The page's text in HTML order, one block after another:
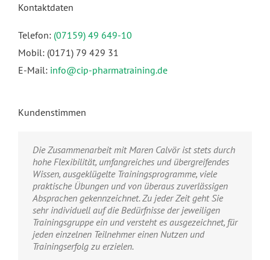
Kontaktdaten
Telefon: (07159) 49 649-10
Mobil: (0171) 79 429 31
E-Mail: info@cip-pharmatraining.de
Kundenstimmen
Die Zusammenarbeit mit Maren Calvör ist stets durch
hohe Flexibilität, umfangreiches und übergreifendes
Wissen, ausgeklügelte Trainingsprogramme, viele
praktische Übungen und von überaus zuverlässigen
Absprachen gekennzeichnet. Zu jeder Zeit geht Sie
sehr individuell auf die Bedürfnisse der jeweiligen
Trainingsgruppe ein und versteht es ausgezeichnet, für
jeden einzelnen Teilnehmer einen Nutzen und
Trainingserfolg zu erzielen.
Wir schätzen Frau Calvör als zuverlässigen Partner,
der auf unsere spezifischen Bedarfe eingehen kann
und diese zuverlässig mit relevanten
Vertriebstechniken kombiniert. Frau Calvör überzeugt
durch ihre langjährige Erfahrung im
Pharmavertriebstraining und durch die exzellente
Umsetzbarkeit der Themen im Alltag.
Frank Voggenreiter , Training Manager
Durch die vielseitigen Themen die in
unterschiedlichen Modulen bearbeitet werden,
bekomme ich die Möglichkeit mich zu informieren,
erworbenes Wissen aufzufrischen und aktuell in die
Situation der Gesundheitspolitik zu schauen. Ganz
neu ist für mich das Modul der Betriebswirtschaft. Ich
bin schon sehr gespannt und freue mich auf zwei
spannende Tage. Unsere Trainerinnen sind sehr
kompetente Partner, die immer wieder Praxisbezug
Spielerisch und fachlich fundiert konfrontiert Frau
Calvör unsere Teilnehmer mit ihrem eigenen Verhalten
und eingeübten Routinen und hilft den Mitarbeitern
damit, sich stetig weiterzuentwickeln. Durch den
hohen Anteil an Interaktivität sind Mitarbeiter stets
gefordert mitzudenken und die Inhalte bereits im
Training einzuüben.
Frank Voggenreiter , Training Manager